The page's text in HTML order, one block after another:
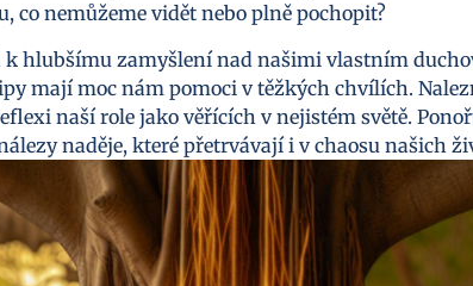
co nemůžeme vidět nebo plně pochopit?
k hlubšímu zamyšlení nad našimi vlastním
mají moc nám pomoci v těžkých chvílích.
naší role jako věřících v nejistém světě.
naděje, které přetrvávají i v chaosu našich